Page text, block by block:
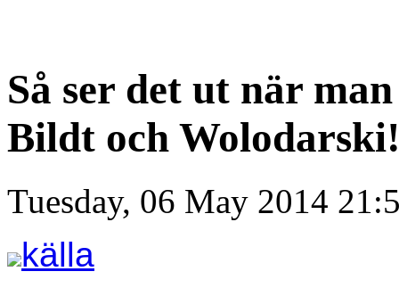
Så ser det ut när
Bildt och
Tuesday, 06 May 2014
källa